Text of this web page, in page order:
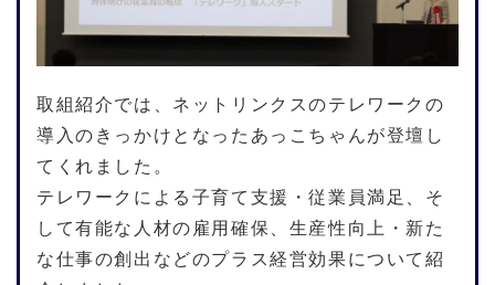
取組紹介では、ネットリンクスのテレワークの
導入のきっかけとなったあっこちゃんが登壇し
てくれました。
テレワークによる子育て支援・従業員満足、そ
して有能な人材の雇用確保、生産性向上・新た
な仕事の創出などのプラス経営効果について紹